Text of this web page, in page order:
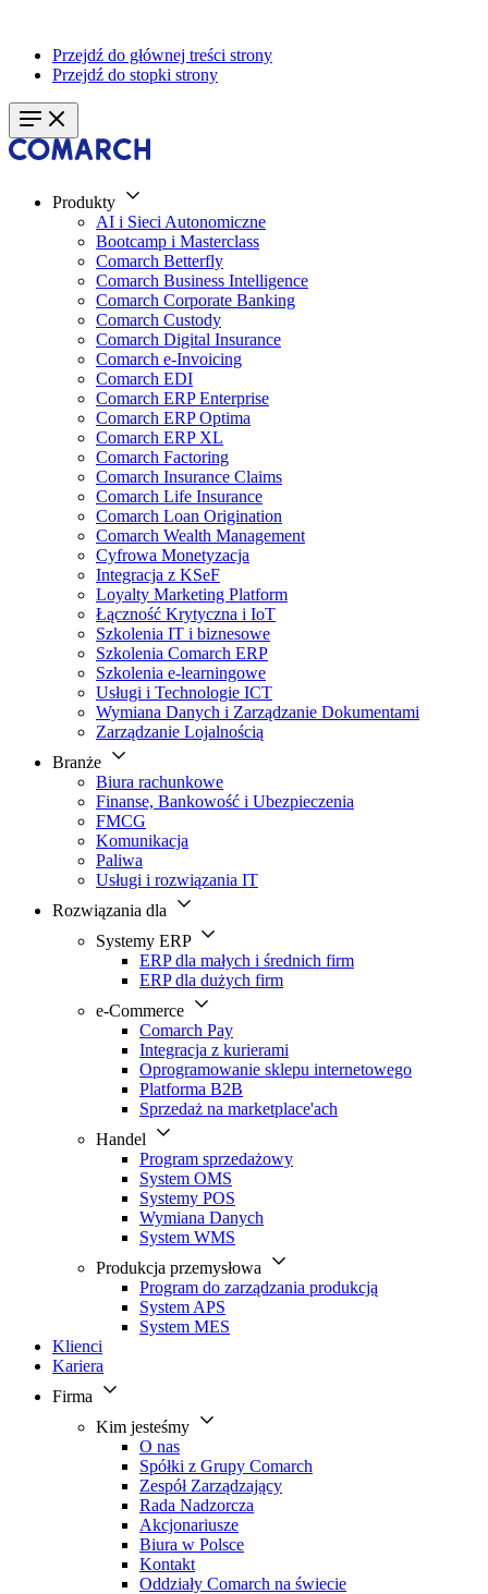
Przejdź do głównej treści strony
Przejdź do stopki strony
Produkty
AI i Sieci Autonomiczne
Bootcamp i Masterclass
Comarch Betterfly
Comarch Business Intelligence
Comarch Corporate Banking
Comarch Custody
Comarch Digital Insurance
Comarch e-Invoicing
Comarch EDI
Comarch ERP Enterprise
Comarch ERP Optima
Comarch ERP XL
Comarch Factoring
Comarch Insurance Claims
Comarch Life Insurance
Comarch Loan Origination
Comarch Wealth Management
Cyfrowa Monetyzacja
Integracja z KSeF
Loyalty Marketing Platform
Łączność Krytyczna i IoT
Szkolenia IT i biznesowe
Szkolenia Comarch ERP
Szkolenia e-learningowe
Usługi i Technologie ICT
Wymiana Danych i Zarządzanie Dokumentami
Zarządzanie Lojalnością
Branże
Biura rachunkowe
Finanse, Bankowość i Ubezpieczenia
FMCG
Komunikacja
Paliwa
Usługi i rozwiązania IT
Rozwiązania dla
Systemy ERP
ERP dla małych i średnich firm
ERP dla dużych firm
e-Commerce
Comarch Pay
Integracja z kurierami
Oprogramowanie sklepu internetowego
Platforma B2B
Sprzedaż na marketplace'ach
Handel
Program sprzedażowy
System OMS
Systemy POS
Wymiana Danych
System WMS
Produkcja przemysłowa
Program do zarządzania produkcją
System APS
System MES
Klienci
Kariera
Firma
Kim jesteśmy
O nas
Spółki z Grupy Comarch
Zespół Zarządzający
Rada Nadzorcza
Akcjonariusze
Biura w Polsce
Kontakt
Oddziały Comarch na świecie